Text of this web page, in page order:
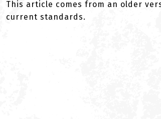
This article comes from an older
current standards.